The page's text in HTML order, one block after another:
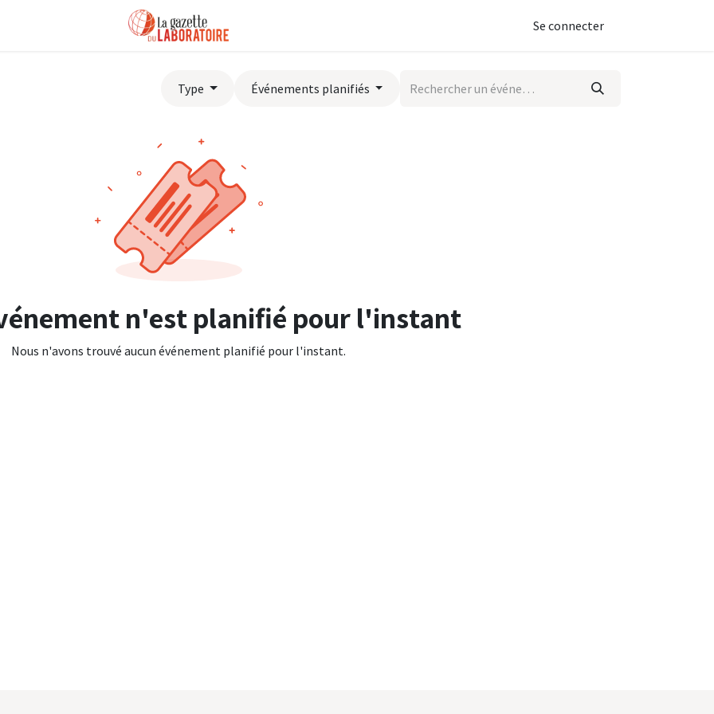
Se connecter
Type Événements planifiés
n'est planifié pour l'instant
Nous n'avons trouvé aucun événement planifié pour l'instant.